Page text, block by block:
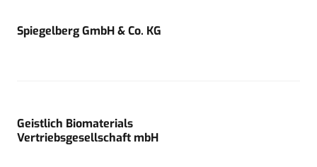
Spiegelberg GmbH & Co. KG
Geistlich Biomaterials
Vertriebsgesellschaft mbH